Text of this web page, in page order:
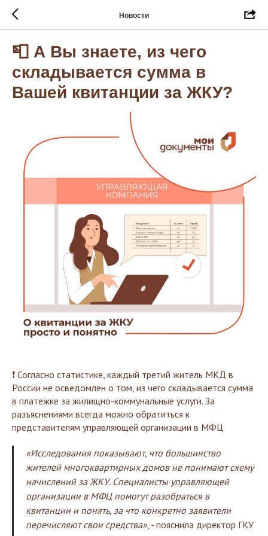
Новости
📮 А Вы знаете, из чего
складывается сумма в
Вашей квитанции за ЖКУ?
❗️ Согласно статистике, каждый третий житель МКД в
России не осведомлен о том, из чего складывается сумма
в платежке за жилищно-коммунальные услуги. За
разъяснениями всегда можно обратиться к
представителям управляющей организации в МФЦ
«Исследования показывают, что большинство
жителей многоквартирных домов не понимают схему
начислений за ЖКУ. Специалисты управляющей
организации в МФЦ помогут разобраться в
квитанции и понять, за что конкретно заявители
перечисляют свои средства», - пояснила директор ГКУ